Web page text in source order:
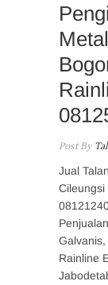
Post By
Jual
Cileungsi
Rainline